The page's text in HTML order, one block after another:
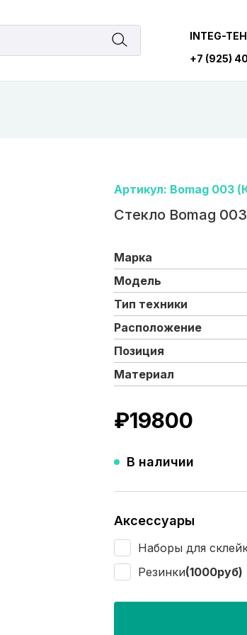
INTEG-
+7 (925)
Артикул: Bomag 003
Стекло Bomag
Марка
Модель
Тип техники
Расположение
Позиция
Материал
₽19800
В наличии
Аксессуары
Наборы для
Резинки(1000руб)